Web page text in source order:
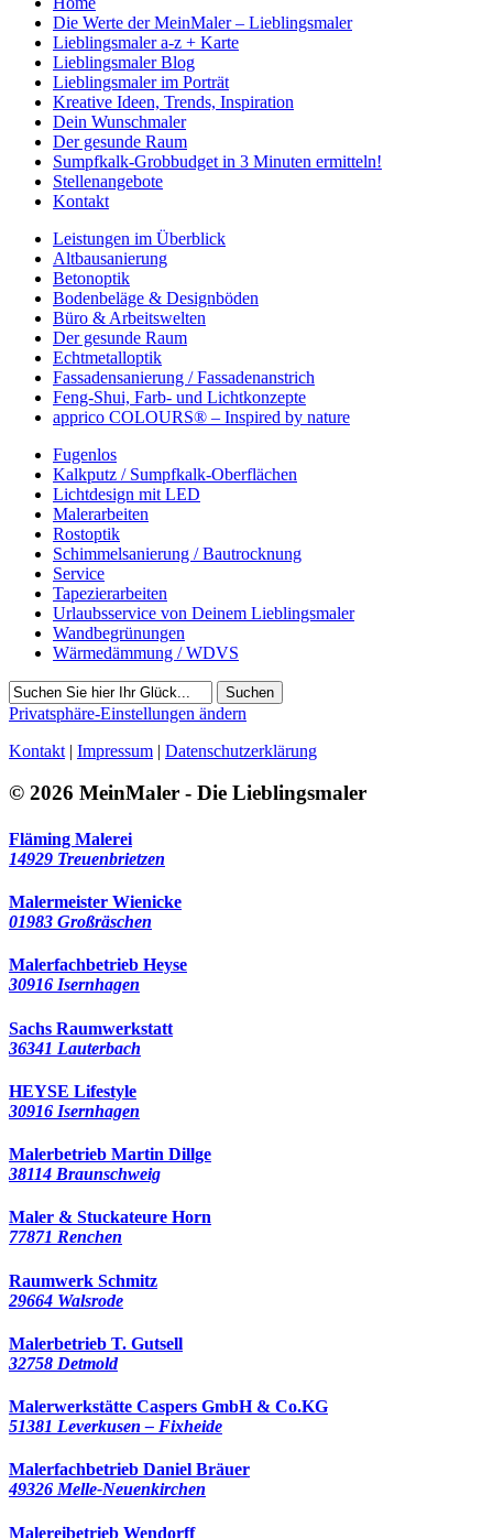
Die Werte der MeinMaler – Lieblingsmaler
Lieblingsmaler a-z + Karte
Lieblingsmaler Blog
Lieblingsmaler im Porträt
Kreative Ideen, Trends, Inspiration
Dein Wunschmaler
Der gesunde Raum
Sumpfkalk-Grobbudget in 3 Minuten ermitteln!
Stellenangebote
Kontakt
Leistungen im Überblick
Altbausanierung
Betonoptik
Bodenbeläge & Designböden
Büro & Arbeitswelten
Der gesunde Raum
Echtmetalloptik
Fassadensanierung / Fassadenanstrich
Feng-Shui, Farb- und Lichtkonzepte
apprico COLOURS® – Inspired by nature
Fugenlos
Kalkputz / Sumpfkalk-Oberflächen
Lichtdesign mit LED
Malerarbeiten
Rostoptik
Schimmelsanierung / Bautrocknung
Service
Tapezierarbeiten
Urlaubsservice von Deinem Lieblingsmaler
Wandbegrünungen
Wärmedämmung / WDVS
Suchen
Privatsphäre-Einstellungen ändern
Kontakt | Impressum | Datenschutzerklärung
© 2026 MeinMaler - Die Lieblingsmaler
Fläming Malerei
14929 Treuenbrietzen
Malermeister Wienicke
01983 Großräschen
Malerfachbetrieb Heyse
30916 Isernhagen
Sachs Raumwerkstatt
36341 Lauterbach
HEYSE Lifestyle
30916 Isernhagen
Malerbetrieb Martin Dillge
38114 Braunschweig
Maler & Stuckateure Horn
77871 Renchen
Raumwerk Schmitz
29664 Walsrode
Malerbetrieb T. Gutsell
32758 Detmold
Malerwerkstätte Caspers GmbH & Co.KG
51381 Leverkusen – Fixheide
Malerfachbetrieb Daniel Bräuer
49326 Melle-Neuenkirchen
Malereibetrieb Wendorff